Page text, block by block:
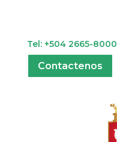
Tel: +504 2665-8000
Contactenos